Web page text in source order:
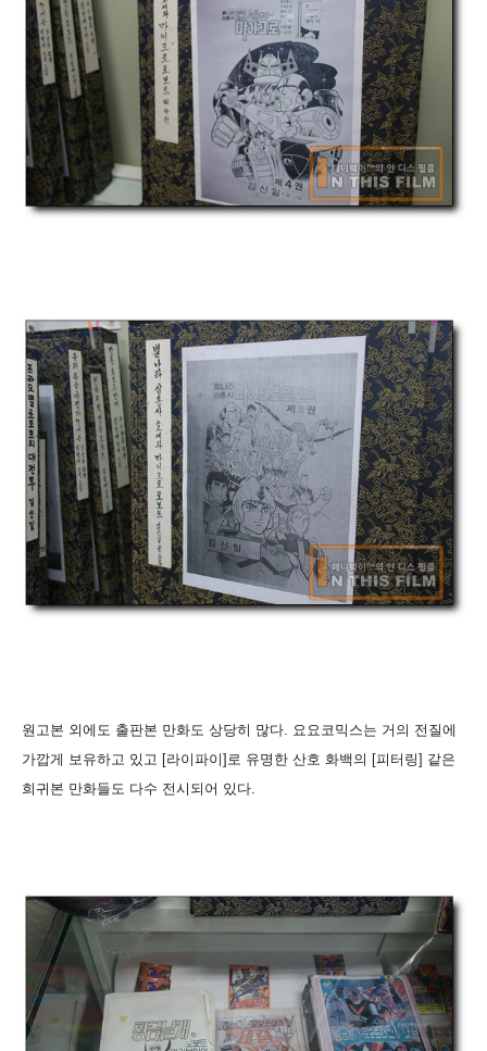
원고본 외에도 출판본 만화도 상당히 많다. 요요코믹스는 거의 전질에
가깝게 보유하고 있고 [라이파이]로 유명한 산호 화백의 [피터링] 같은
희귀본 만화들도 다수 전시되어 있다.